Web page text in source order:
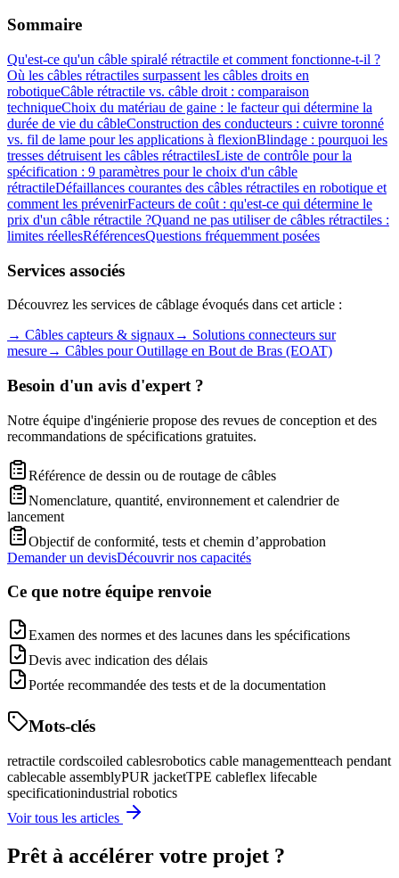
Sommaire
Qu'est-ce qu'un câble spiralé rétractile et comment fonctionne-t-il ?
Où les câbles rétractiles surpassent les câbles droits en
robotiqueCâble rétractile vs. câble droit : comparaison
techniqueChoix du matériau de gaine : le facteur qui détermine la
durée de vie du câbleConstruction des conducteurs : cuivre toronné
vs. fil de lame pour les applications à flexionBlindage : pourquoi les
tresses détruisent les câbles rétractilesListe de contrôle pour la
spécification : 9 paramètres pour le choix d'un câble
rétractileDéfaillances courantes des câbles rétractiles en robotique et
comment les prévenirFacteurs de coût : qu'est-ce qui détermine le
prix d'un câble rétractile ?Quand ne pas utiliser de câbles rétractiles :
limites réellesRéférencesQuestions fréquemment posées
Services associés
Découvrez les services de câblage évoqués dans cet article :
→ Câbles capteurs & signaux→ Solutions connecteurs sur
mesure→ Câbles pour Outillage en Bout de Bras (EOAT)
Besoin d'un avis d'expert ?
Notre équipe d'ingénierie propose des revues de conception et des
recommandations de spécifications gratuites.
Référence de dessin ou de routage de câbles
Nomenclature, quantité, environnement et calendrier de
lancement
Objectif de conformité, tests et chemin d’approbation
Demander un devisDécouvrir nos capacités
Ce que notre équipe renvoie
Examen des normes et des lacunes dans les spécifications
Devis avec indication des délais
Portée recommandée des tests et de la documentation
Mots-clés
retractile cordscoiled cablesrobotics cable managementteach pendant
cablecable assemblyPUR jacketTPE cableflex lifecable
specificationindustrial robotics
Voir tous les articles
Prêt à accélérer votre projet ?